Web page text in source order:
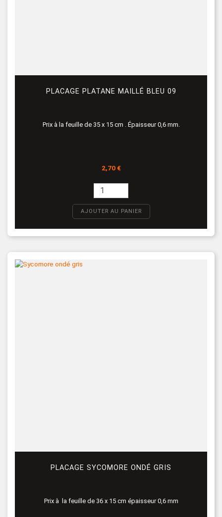
PLACAGE PLATANE MAILLÉ BLEU 09
Prix à la feuille de 35 x 15 cm . Épaisseur 0,6 mm.
Prix
2,70 €
AJOUTER AU PANIER
PLACAGE SYCOMORE ONDÉ GRIS
Prix à la feuille de 36 x 15 cm épaisseur 0,6 mm